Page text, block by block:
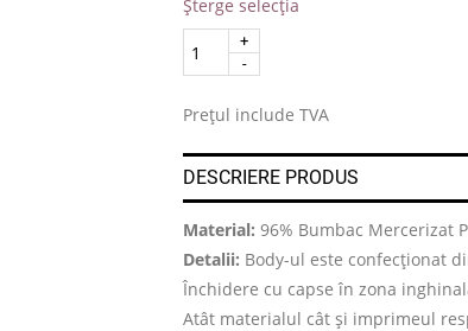
Șterge selecția
Quantity
Prețul include TVA
DESCRIERE PRODUS
Material: 96% Bumbac Mercerizat
Detalii: Body-ul este confecționat
Închidere cu capse în zona
Atât materialul cât și imprimeul